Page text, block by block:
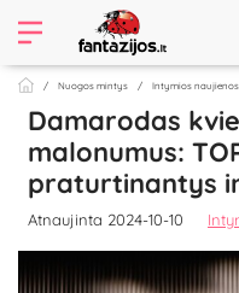
Nuogos mintys Intymios naujienos
Damarodas
malonumus:
praturtinantys
Atnaujinta 2024-10-10